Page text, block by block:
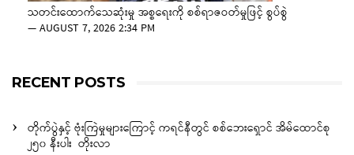
သတင်းထောက်သေဆုံးမှု အစ္စရေးကို စစ်ရာဇဝတ်မှုဖြင့် စွပ်စွဲ
—AUGUST 7, 2026 2:34 PM
RECENT POSTS
တိုက်ပွဲနှင့် ဗုံးကြဲမှုများကြောင့် ကရင်နီတွင် စစ်ဘေးရှောင် အိမ်ထောင်စု
၂၅၀ နီးပါး တိုးလာ